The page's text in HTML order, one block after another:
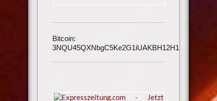
Bitcoin:
3NQU45QXNbgC5Ke2G1iUAKBH12H1h3UmAu